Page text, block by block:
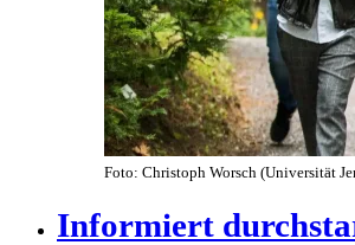
Foto: Christoph Worsch (Universität
Informiert